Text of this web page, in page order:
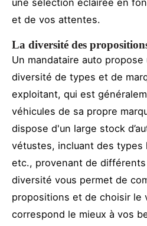
et de vos attentes.
La diversité des
Un mandataire auto propose
diversité de types et de
exploitant, qui est
véhicules de sa propre
dispose d'un large stock
vétustes, incluant des types
etc., provenant de
diversité vous permet de
propositions et de choisir le
correspond le mieux à vos